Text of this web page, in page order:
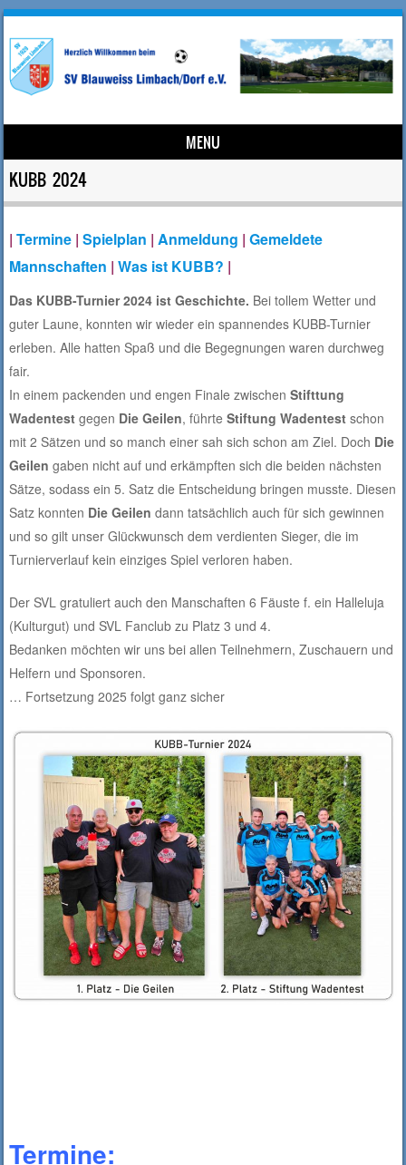
MENU
Skip to content
KUBB 2024
|Termine |Spielplan |Anmeldung | Gemeldete
Mannschaften |Was ist KUBB? |
Das KUBB-Turnier 2024 ist Geschichte. Bei tollem Wetter und
guter Laune, konnten wir wieder ein spannendes KUBB-Turnier
erleben. Alle hatten Spaß und die Begegnungen waren durchweg
fair.
In einem packenden und engen Finale zwischenStifttung
Wadentest gegen Die Geilen, führteStiftung Wadentest schon
mit 2 Sätzen und so manch einer sah sich schon am Ziel. Doch Die
Geilen gaben nicht auf und erkämpften sich die beiden nächsten
Sätze, sodass ein 5. Satz die Entscheidung bringen musste. Diesen
Satz konnten Die Geilendann tatsächlich auch für sich gewinnen
und so gilt unser Glückwunsch dem verdienten Sieger, die im
Turnierverlauf kein einziges Spiel verloren haben.
Der SVL gratuliert auch den Manschaften 6 Fäuste f. ein Halleluja
(Kulturgut) und SVL Fanclub zu Platz 3 und 4.
Bedanken möchten wir uns bei allen Teilnehmern, Zuschauern und
Helfern und Sponsoren.
… Fortsetzung 2025 folgt ganz sicher
Termine: